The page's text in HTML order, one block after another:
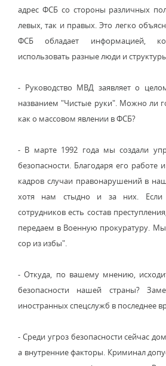
адрес ФСБ со стороны различных
левых, так и правых. Это легко
ФСБ обладает информацией,
использовать разные люди и
- Руководство МВД заявляет о
названием "Чистые руки". Можно ли
как о массовом явлении в ФСБ?
- В марте 1992 года мы создали
безопасности. Благодаря его работе
кадров случаи правонарушений в
хотя нам стыдно и за них. Если
сотрудников есть состав
передаем в Военную прокуратуру.
сор из избы".
- Откуда, по вашему мнению,
безопасности нашей страны?
иностранных спецслужб в последнее
- Среди угроз безопасности сейчас
а внутренние факторы. Криминал